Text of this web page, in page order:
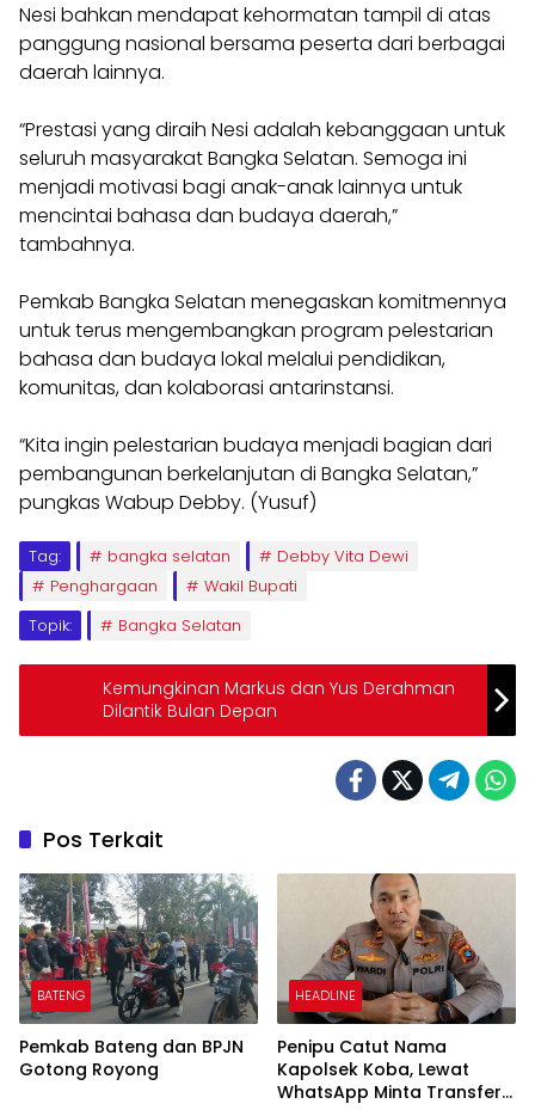
Nesi bahkan mendapat kehormatan tampil di atas
panggung nasional bersama peserta dari berbagai
daerah lainnya.
“Prestasi yang diraih Nesi adalah kebanggaan untuk
seluruh masyarakat Bangka Selatan. Semoga ini
menjadi motivasi bagi anak-anak lainnya untuk
mencintai bahasa dan budaya daerah,”
tambahnya.
Pemkab Bangka Selatan menegaskan komitmennya
untuk terus mengembangkan program pelestarian
bahasa dan budaya lokal melalui pendidikan,
komunitas, dan kolaborasi antarinstansi.
“Kita ingin pelestarian budaya menjadi bagian dari
pembangunan berkelanjutan di Bangka Selatan,”
pungkas Wabup Debby. (Yusuf)
Tag: bangka selatan
Debby Vita Dewi
Penghargaan
Wakil Bupati
Topik:
Bangka Selatan
Kemungkinan Markus dan Yus Derahman
Dilantik Bulan Depan
Pos Terkait
BATENG
Pemkab Bateng dan BPJN
Gotong Royong
HEADLINE
Penipu Catut Nama
Kapolsek Koba, Lewat
WhatsApp Minta Transfer